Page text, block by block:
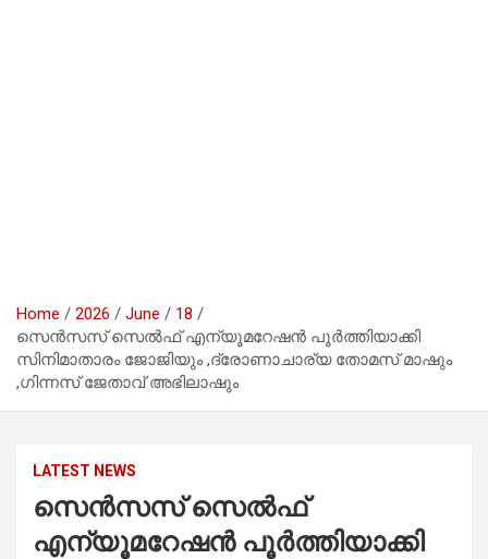
Home 2026 June
18
സെൻസസ് സെൽഫ് എന്യൂമറേഷൻ പൂർത്തിയാക്കി
സിനിമാതാരം ജോജിയും ,ദ്രോണാചാര്യ തോമസ് മാഷും
,ഗിന്നസ് ജേതാവ് അഭിലാഷും
LATEST NEWS
സെൻസസ് സെൽഫ്
എന്യൂമറേഷൻ പൂർത്തിയാക്കി